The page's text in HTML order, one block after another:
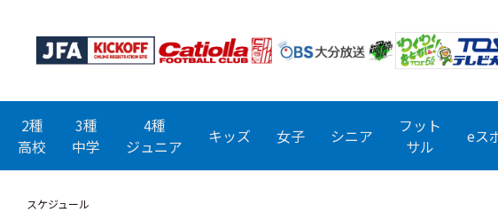
2種
高校
3種
中学
4種
ジュニア
キッズ 女子 シニア
フット
サル
eス
スケジュール